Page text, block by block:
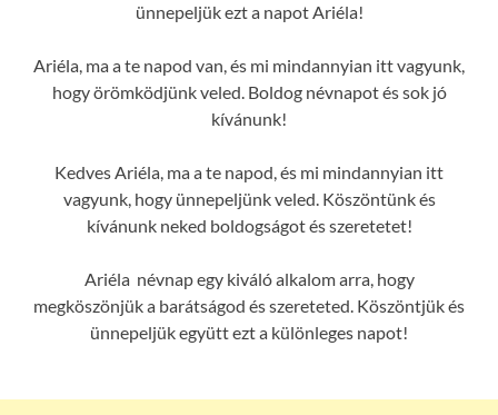
ünnepeljük ezt a napot Ariéla!
Ariéla, ma a te napod van, és mi mindannyian itt vagyunk,
hogy örömködjünk veled. Boldog névnapot és sok jó
kívánunk!
Kedves Ariéla, ma a te napod, és mi mindannyian itt
vagyunk, hogy ünnepeljünk veled. Köszöntünk és
kívánunk neked boldogságot és szeretetet!
Ariéla névnap egy kiváló alkalom arra, hogy
megköszönjük a barátságod és szereteted. Köszöntjük és
ünnepeljük együtt ezt a különleges napot!